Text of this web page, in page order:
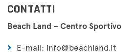
CONTATTI
Beach Land – Centro Sportivo
E-mail: info@beachland.it